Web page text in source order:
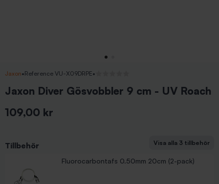
Jaxon•Reference VU-X09DRPE•
Jaxon Diver Gösvobbler 9 cm - UV Roach
109,00 kr
Tillbehör Visa alla 3 tillbehör
Fluorocarbontafs 0.50mm 20cm (2-pack)
Fluorocarbontafs 0.60mm 40cm (2-pack)
Pris